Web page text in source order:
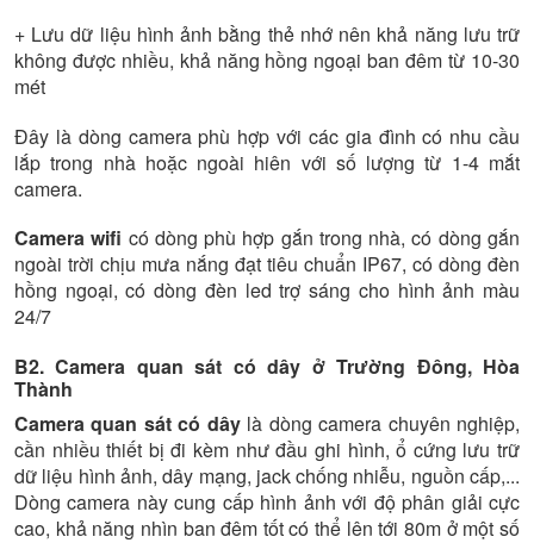
+ Lưu dữ liệu hình ảnh bằng thẻ nhớ nên khả năng lưu trữ
không được nhiều, khả năng hồng ngoại ban đêm từ 10-30
mét
Đây là dòng camera phù hợp với các gia đình có nhu cầu
lắp trong nhà hoặc ngoài hiên với số lượng từ 1-4 mắt
camera.
Camera wifi có dòng phù hợp gắn trong nhà, có dòng gắn
ngoài trời chịu mưa nắng đạt tiêu chuẩn IP67, có dòng đèn
hồng ngoại, có dòng đèn led trợ sáng cho hình ảnh màu
24/7
B2. Camera quan sát có dây ở Trường Đông, Hòa
Thành
Camera quan sát có dâylà dòng camera chuyên nghiệp,
cần nhiều thiết bị đi kèm như đầu ghi hình, ổ cứng lưu trữ
dữ liệu hình ảnh, dây mạng, jack chống nhiễu, nguồn cấp,...
Dòng camera này cung cấp hình ảnh với độ phân giải cực
cao, khả năng nhìn ban đêm tốt có thể lên tới 80m ở một số